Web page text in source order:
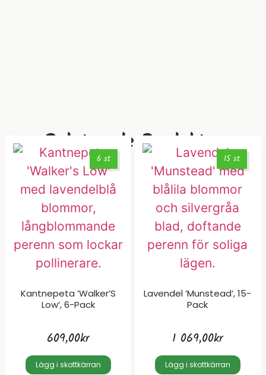
Relaterade Produkter
6 st
Kantnepeta ’Walker’S
Low’, 6-Pack
609,00kr
Lägg i skottkärran
15 st
Lavendel ’Munstead’, 15-
Pack
1 069,00kr
Lägg i skottkärran